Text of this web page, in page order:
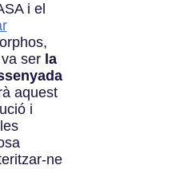
i el
ser la
aquest
i
ne